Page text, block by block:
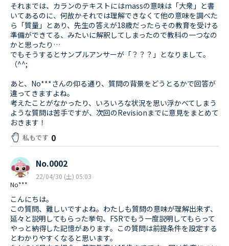
それまでは、カランのテキストにはmassの意味は「大衆」と書
いてあるのに、何故かそれでは理解できなくて他の意味を調べた
ら「質量」とあり、先生の答えが18歳だったらその教育を受ける
準備ができてる、みたいに解釈してしまったので教科の一つなの
かと思ったり…
でもそうするとサンプルアンサーが「？？？」となりまして。
（^^;
あと、No***さんの仰る通り、質問の背景をどうとるかで回答が
違ってきますよね。
考えたことがなかったり、いろいろな状況を思い浮かべてしまう
ような質問は苦手ですが、次回のRevisionまでに意見をまとめて
おきます！
私もです 0
No***
No.0002
22/04/30 (土) 05:03
こんにちは。
この質問、難しいですよね。わたしも質問の意味が理解出来ず、
延々と説明してもらった挙句、FSRでもう一度説明してもらって
やっと納得した記憶があります。この質問は前提条件を設定する
とわかりやすくなると思います。